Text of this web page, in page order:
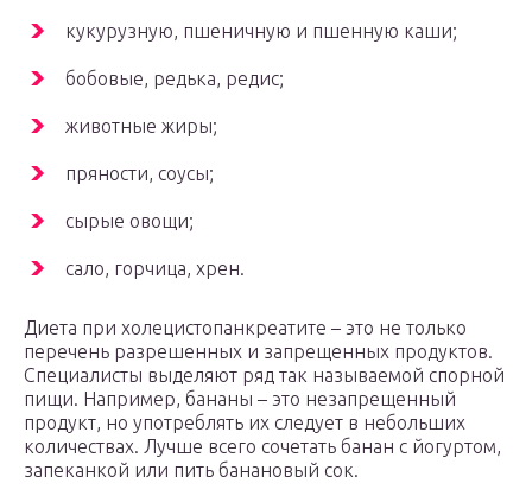
кукурузную, пшеничную и пшенную каши;
бобовые, редька, редис;
животные жиры;
пряности, соусы;
сырые овощи;
сало, горчица, хрен.
Диета при холецистопанкреатите – это не только
перечень разрешенных и запрещенных продуктов.
Специалисты выделяют ряд так называемой спорной
пищи. Например, бананы – это незапрещенный
продукт, но употреблять их следует в небольших
количествах. Лучше всего сочетать банан с йогуртом,
запеканкой или пить банановый сок.